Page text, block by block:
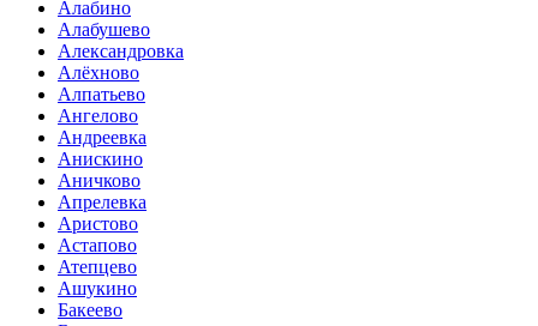
Алабино
Алабушево
Александровка
Алёхново
Алпатьево
Ангелово
Андреевка
Анискино
Аничково
Апрелевка
Аристово
Астапово
Атепцево
Ашукино
Бакеево